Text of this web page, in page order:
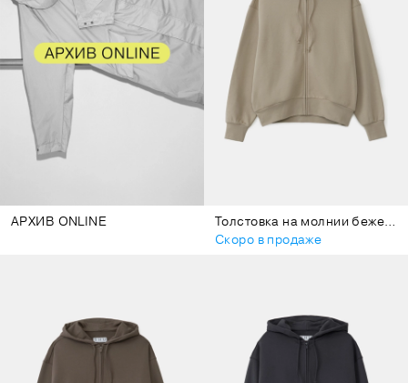
АРХИВ ONLINE
Толстовка на молнии бежевая
Скоро в продаже